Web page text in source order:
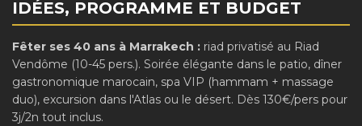
IDÉES, PROGRAMME ET BUDGET
Fêter ses 40 ans à Marrakech : riad privatisé au Riad
Vendôme (10-45 pers.). Soirée élégante dans le patio, dîner
gastronomique marocain, spa VIP (hammam + massage
duo), excursion dans l'Atlas ou le désert. Dès 130€/pers pour
3j/2n tout inclus.